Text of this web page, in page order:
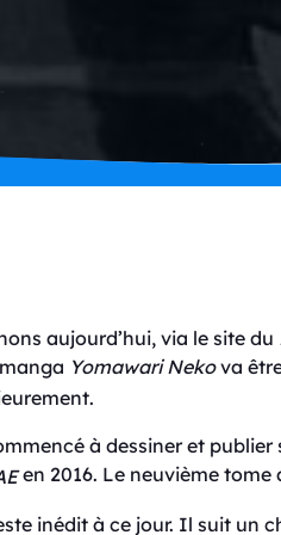
aujourd’hui, via le site du
Yomawari Nekova
à dessiner et
en 2016. Le neuvième
inédit à ce jour. Il suit un